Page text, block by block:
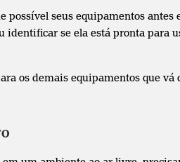
possível seus equipamentos antes
identificar se ela está pronta para
os demais equipamentos que vá